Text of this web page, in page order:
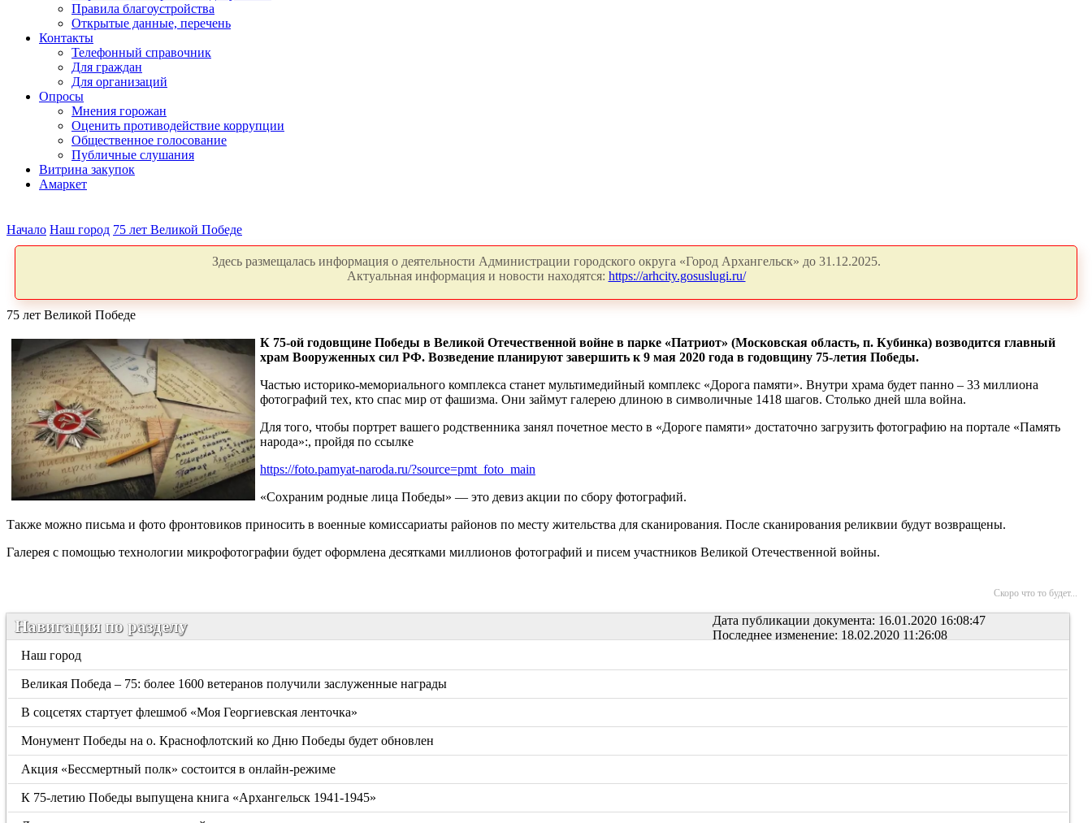
Правила благоустройства
Открытые данные, перечень
Контакты
Телефонный справочник
Для граждан
Для организаций
Опросы
Мнения горожан
Оценить противодействие коррупции
Общественное голосование
Публичные слушания
Витрина закупок
Амаркет
Начало Наш город 75 лет Великой Победе
Здесь размещалась информация о деятельности Администрации городского округа «Город Архангельск» до 31.12.2025.
Актуальная информация и новости находятся: https://arhcity.gosuslugi.ru/
75 лет Великой Победе
К 75­-ой годовщине Победы в Великой Отечественной войне в парке «Патриот» (Московская область, п. Кубинка) возводится главный
храм Вооруженных сил РФ. Возведение планируют завершить к 9 мая 2020 года в годовщину 75-­летия Победы.
Частью историко­-мемориального комплекса станет мультимедийный комплекс «Дорога памяти». Внутри храма будет панно – 33 миллиона
фотографий тех, кто спас мир от фашизма. Они зай­мут галерею длиною в символичные 1418 шагов. Столько дней шла война.
Для того, чтобы портрет вашего родственника занял почетное место в «Дороге памяти» достаточно загрузить фотографию на портале «Память
народа»:, пройдя по ссылке
https://foto.pamyat-naroda.ru/?source=pmt_foto_main
«Сохраним родные лица Победы» — это девиз акции по сбору фотографий.
Также можно письма и фото фронтовиков приносить в военные комиссариаты районов по месту жительства для сканирования. После сканирования реликвии будут возвращены.
Галерея с помощью технологии микрофотографии будет оформлена десятками миллионов фотографий и писем участников Великой Отечественной войны.
Скоро что то будет...
Дата публикации документа: 16.01.2020 16:08:47
Последнее изменение: 18.02.2020 11:26:08
Навигация по разделу
Наш город
Великая Победа – 75: более 1600 ветеранов получили заслуженные награды
В соцсетях стартует флешмоб «Моя Георгиевская ленточка»
Монумент Победы на о. Краснофлотский ко Дню Победы будет обновлен
Акция «Бессмертный полк» состоится в онлайн-режиме
К 75-летию Победы выпущена книга «Архангельск 1941-1945»